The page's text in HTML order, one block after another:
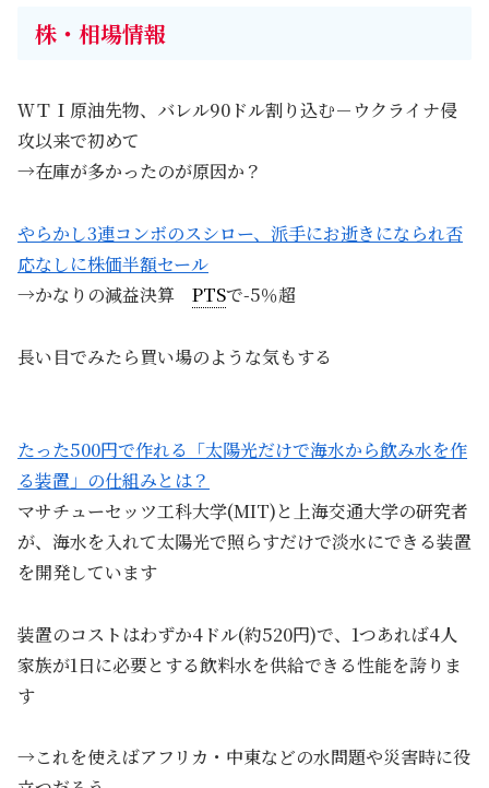
株・相場情報
ＷＴＩ原油先物、バレル90ドル割り込む－ウクライナ侵
攻以来で初めて
→在庫が多かったのが原因か？
やらかし3連コンボのスシロー、派手にお逝きになられ否
応なしに株価半額セール
→かなりの減益決算 PTSで-5％超
長い目でみたら買い場のような気もする
たった500円で作れる「太陽光だけで海水から飲み水を作
る装置」の仕組みとは？
マサチューセッツ工科大学(MIT)と上海交通大学の研究者
が、海水を入れて太陽光で照らすだけで淡水にできる装置
を開発しています
装置のコストはわずか4ドル(約520円)で、1つあれば4人
家族が1日に必要とする飲料水を供給できる性能を誇りま
す
→これを使えばアフリカ・中東などの水問題や災害時に役